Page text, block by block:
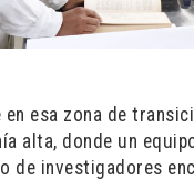
en esa zona de
alta, donde un
de investigadores